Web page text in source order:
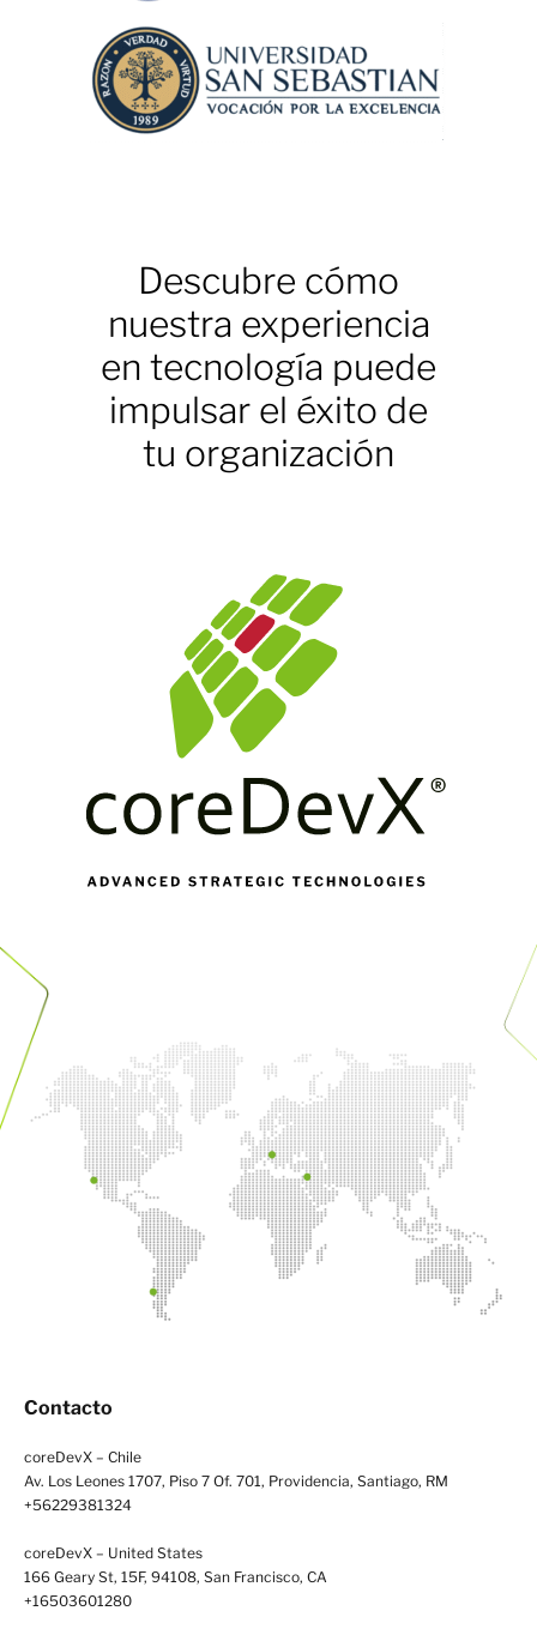
Descubre cómo
nuestra experiencia
en tecnología puede
impulsar el éxito de
tu organización
Contacto
coreDevX – Chile
Av. Los Leones 1707, Piso 7 Of. 701, Providencia, Santiago, RM
+56229381324
coreDevX – United States
166 Geary St, 15F, 94108, San Francisco, CA
+16503601280